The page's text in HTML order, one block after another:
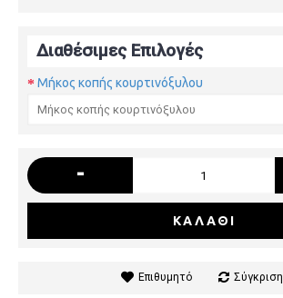
Διαθέσιμες Επιλογές
Μήκος κοπής κουρτινόξυλου
-
ΚΑΛΆΘΙ
Επιθυμητό Σύγκριση